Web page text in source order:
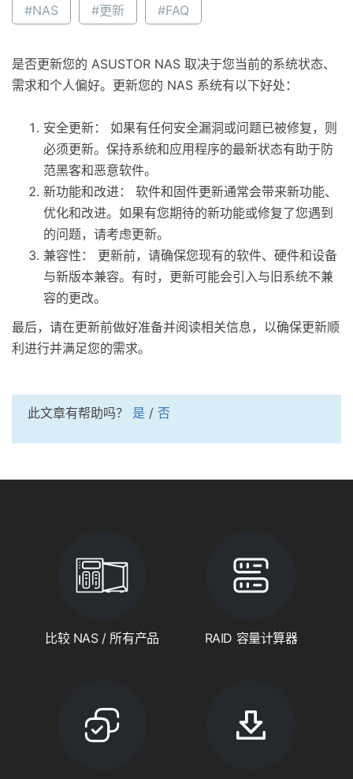
#NAS #更新 #FAQ
是否更新您的 ASUSTOR NAS 取决于您当前的系统状态、
需求和个人偏好。更新您的 NAS 系统有以下好处：
安全更新： 如果有任何安全漏洞或问题已被修复，则
必须更新。保持系统和应用程序的最新状态有助于防
范黑客和恶意软件。
新功能和改进： 软件和固件更新通常会带来新功能、
优化和改进。如果有您期待的新功能或修复了您遇到
的问题，请考虑更新。
兼容性： 更新前，请确保您现有的软件、硬件和设备
与新版本兼容。有时，更新可能会引入与旧系统不兼
容的更改。
最后，请在更新前做好准备并阅读相关信息，以确保更新顺
利进行并满足您的需求。
此文章有帮助吗？ 是 / 否
比较 NAS / 所有产品 RAID 容量计算器